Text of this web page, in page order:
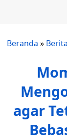
Beranda » Berita
agar